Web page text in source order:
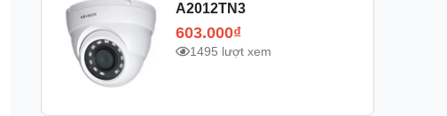
A2012TN3
603.000₫
1495 lượt xem